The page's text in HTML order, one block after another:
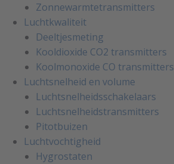
Zonnewarmtetransmitters
Luchtkwaliteit
Deeltjesmeting
Kooldioxide CO2 transmitters
Koolmonoxide CO transmitters
Luchtsnelheid en volume
Luchtsnelheidsschakelaars
Luchtsnelheidstransmitters
Pitotbuizen
Luchtvochtigheid
Hygrostaten